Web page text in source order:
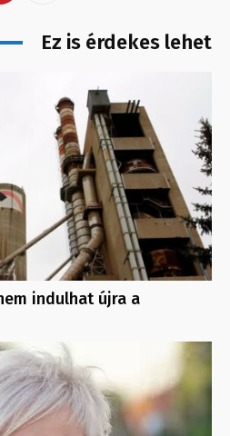
Ez is érdekes lehet
indulhat újra a